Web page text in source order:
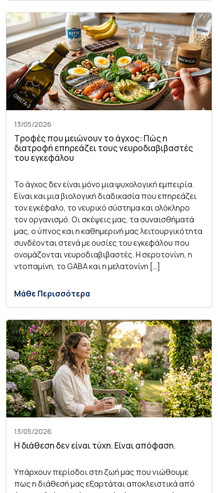
13/05/2026
Τροφές που μειώνουν το άγχος: Πώς η
διατροφή επηρεάζει τους νευροδιαβιβαστές
του εγκεφάλου
Το άγχος δεν είναι μόνο μια ψυχολογική εμπειρία.
Είναι και μια βιολογική διαδικασία που επηρεάζει
τον εγκέφαλο, το νευρικό σύστημα και ολόκληρο
τον οργανισμό. Οι σκέψεις μας, τα συναισθήματά
μας, ο ύπνος και η καθημερινή μας λειτουργικότητα
συνδέονται στενά με ουσίες του εγκεφάλου που
ονομάζονται νευροδιαβιβαστές. Η σεροτονίνη, η
ντοπαμίνη, το GABA και η μελατονίνη […]
Μάθε Περισσότερα
13/05/2026
Η διάθεση δεν είναι τύχη. Είναι απόφαση.
Υπάρχουν περίοδοι στη ζωή μας που νιώθουμε
πως η διάθεσή μας εξαρτάται αποκλειστικά από